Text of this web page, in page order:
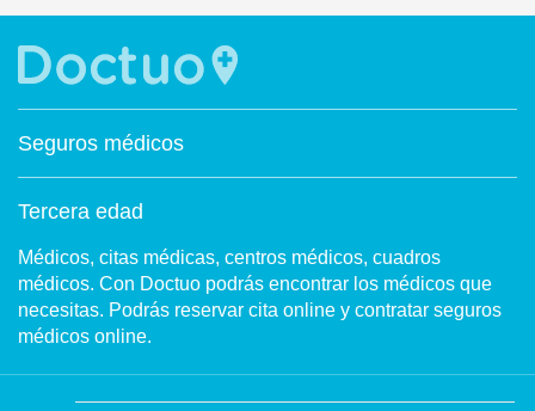
Seguros médicos
Tercera edad
Médicos, citas médicas, centros médicos, cuadros
médicos. Con Doctuo podrás encontrar los médicos que
necesitas. Podrás reservar cita online y contratar seguros
médicos online.